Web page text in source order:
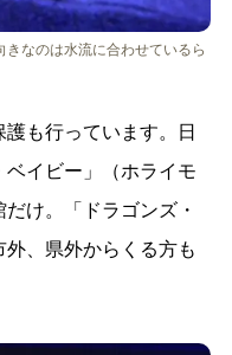
なのは水流に合わせているら
も行っています。日
イビー」（ホライモ
け。「ドラゴンズ・
、県外からくる方も